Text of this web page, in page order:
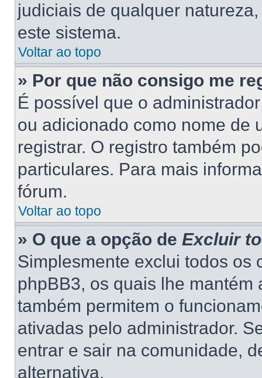
judiciais de qualquer
este sistema.
Voltar ao topo
» Por que não consigo me
É possível que o
ou adicionado como nome de
registrar. O registro também
particulares. Para mais
fórum.
Voltar ao topo
» O que a opção de Excluir
Simplesmente exclui todos os
phpBB3, os quais lhe
também permitem o
ativadas pelo administrador.
entrar e sair na comunidade,
alternativa.